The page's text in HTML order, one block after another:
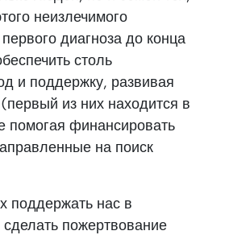
неизлечимого
диагноза до конца
столь
и поддержку, развивая
из них находится в
помогая финансировать
на поиск
поддержать нас в
пожертвование